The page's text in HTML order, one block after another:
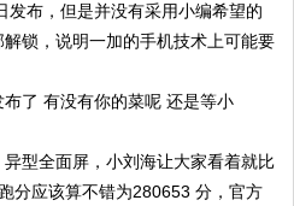
发布，但是并没有采用小编希望的
锁，说明一加的手机技术上可能要
型全面屏，小刘海让大家看着就比
分应该算不错为280653 分，官方